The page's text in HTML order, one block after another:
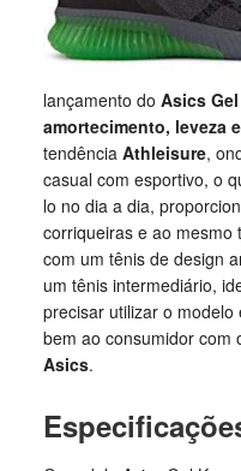
lançamento do Asics
amortecimento, leveza
tendência Athleisure,
casual com esportivo, o
lo no dia a dia,
corriqueiras e ao
com um tênis de design
um tênis intermediário,
precisar utilizar o modelo
bem ao consumidor com
Asics.